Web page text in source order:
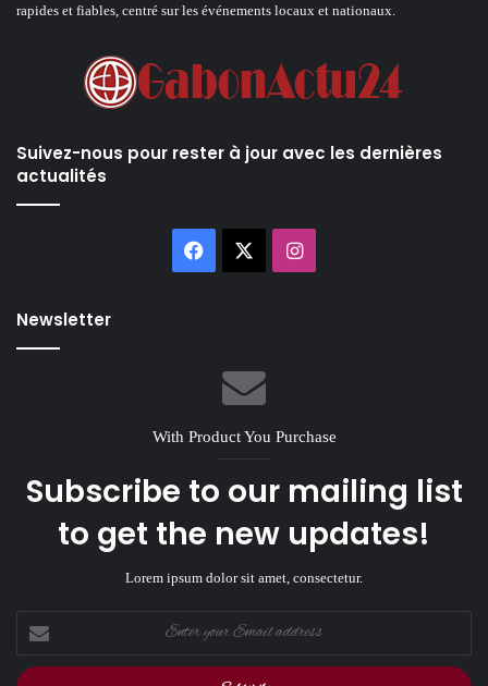
rapides et fiables, centré sur les événements locaux et nationaux.
Suivez-nous pour rester à jour avec les dernières
actualités
Facebook Instagram
Newsletter
With Product You Purchase
Subscribe to our mailing list
to get the new updates!
Lorem ipsum dolor sit amet, consectetur.
your
Email